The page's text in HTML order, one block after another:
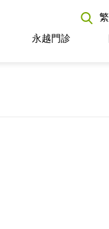
永越門診
繁